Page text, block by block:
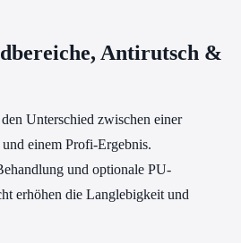
Antirutsch &
Unterschied zwischen einer
einem Profi-Ergebnis.
und optionale PU-
erhöhen die Langlebigkeit und